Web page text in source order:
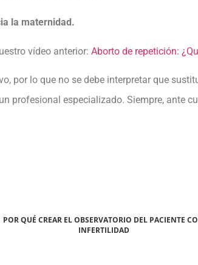
la maternidad.
vídeo anterior: Aborto de repetición:
por lo que no se debe interpretar que
profesional especializado. Siempre, ante
POR QUÉ CREAR EL OBSERVATORIO DEL PACIENTE
INFERTILIDAD